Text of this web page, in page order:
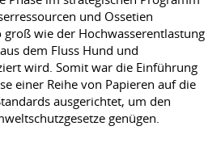
und Ossetien
wie der Hochwasserentlastung
dem Fluss Hund und
wird. Somit war die Einführung
einer Reihe von Papieren auf die
ausgerichtet, um den
genügen.